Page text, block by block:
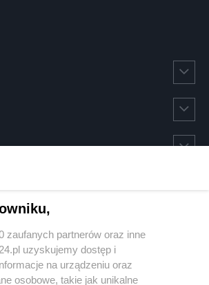
zaufanych partnerów oraz inne
uzyskujemy dostęp i
na urządzeniu oraz
osobowe, takie jak unikalne